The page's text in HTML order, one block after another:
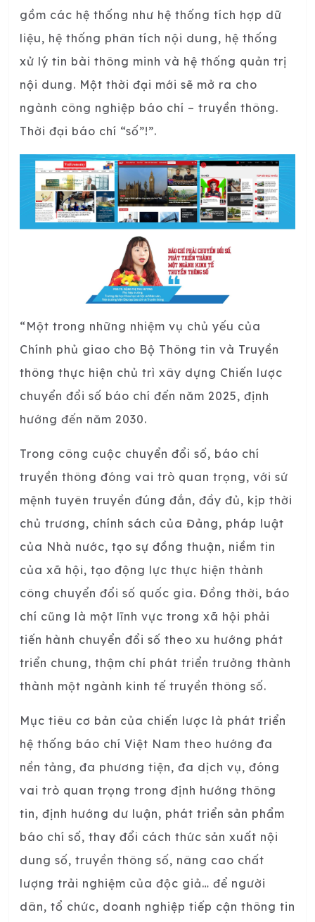
gồm các hệ thống như hệ thống tích hợp dữ
liệu, hệ thống phân tích nội dung, hệ thống
xử lý tin bài thông minh và hệ thống quản trị
nội dung. Một thời đại mới sẽ mở ra cho
ngành công nghiệp báo chí – truyền thông.
Thời đại báo chí “số”!”.
“Một trong những nhiệm vụ chủ yếu của
Chính phủ giao cho Bộ Thông tin và Truyền
thông thực hiện chủ trì xây dựng Chiến lược
chuyển đổi số báo chí đến năm 2025, định
hướng đến năm 2030.
Trong công cuộc chuyển đổi số, báo chí
truyền thông đóng vai trò quan trọng, với sứ
mệnh tuyên truyền đúng đắn, đầy đủ, kịp thời
chủ trương, chính sách của Đảng, pháp luật
của Nhà nước, tạo sự đồng thuận, niềm tin
của xã hội, tạo động lực thực hiện thành
công chuyển đổi số quốc gia. Đồng thời, báo
chí cũng là một lĩnh vực trong xã hội phải
tiến hành chuyển đổi số theo xu hướng phát
triển chung, thậm chí phát triển trưởng thành
thành một ngành kinh tế truyền thông số.
Mục tiêu cơ bản của chiến lược là phát triển
hệ thống báo chí Việt Nam theo hướng đa
nền tảng, đa phương tiện, đa dịch vụ, đóng
vai trò quan trọng trong định hướng thông
tin, định hướng dư luận, phát triển sản phẩm
báo chí số, thay đổi cách thức sản xuất nội
dung số, truyền thông số, nâng cao chất
lượng trải nghiệm của độc giả… để người
dân, tổ chức, doanh nghiệp tiếp cận thông tin